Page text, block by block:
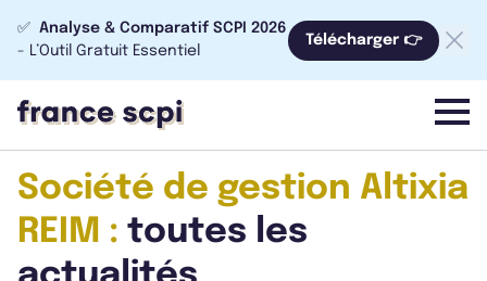
✅ Analyse & Comparatif SCPI 2026
- L’Outil Gratuit Essentiel
Télécharger 👉
menu
Société de gestion Altixia
REIM : toutes les